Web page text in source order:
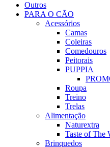
Outros
PARA O CÃO
Acessórios
Camas
Coleiras
Comedouros
Peitorais
PUPPIA
Roupa
Treino
Trelas
Alimentação
Naturextra
Taste of The
Brinquedos